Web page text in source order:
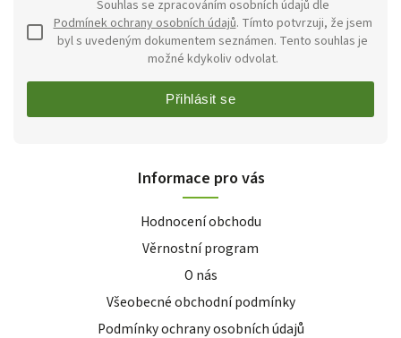
Podmínek ochrany osobních údajů. Tímto potvrzuji, že jsem
byl s uvedeným dokumentem seznámen. Tento souhlas je
možné kdykoliv odvolat.
Přihlásit se
Informace pro vás
Hodnocení obchodu
Věrnostní program
O nás
Všeobecné obchodní podmínky
Podmínky ochrany osobních údajů